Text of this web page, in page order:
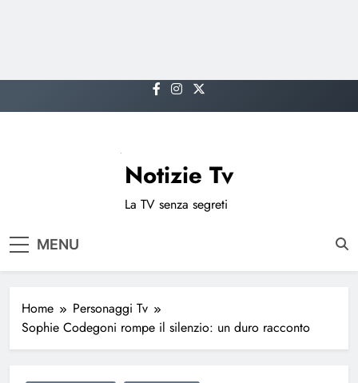
to
Notizie Tv
La TV senza segreti
MENU
Home
Personaggi Tv
Sophie Codegoni rompe il silenzio: un duro racconto